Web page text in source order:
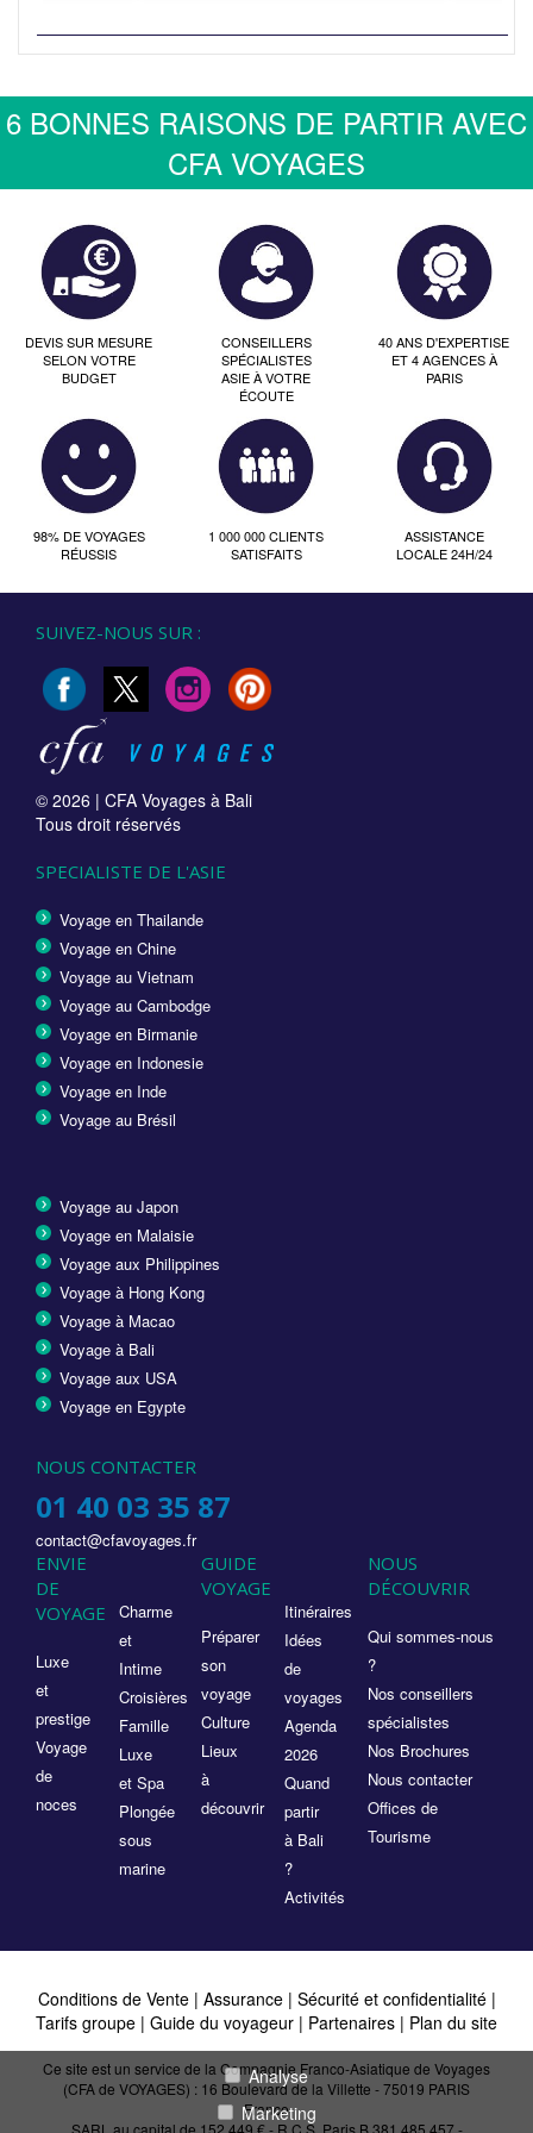
6 BONNES RAISONS DE PARTIR AVEC
CFA VOYAGES
DEVIS SUR MESURE
SELON VOTRE
BUDGET
CONSEILLERS
SPÉCIALISTES
ASIE À VOTRE
ÉCOUTE
40 ANS D'EXPERTISE
ET 4 AGENCES À
PARIS
98% DE VOYAGES
RÉUSSIS
1 000 000 CLIENTS
SATISFAITS
ASSISTANCE
LOCALE 24H/24
SUIVEZ-NOUS SUR :
© 2026 | CFA Voyages à Bali
Tous droit réservés
SPECIALISTE DE L'ASIE
Voyage en Thailande
Voyage en Chine
Voyage au Vietnam
Voyage au Cambodge
Voyage en Birmanie
Voyage en Indonesie
Voyage en Inde
Voyage au Brésil
Voyage au Japon
Voyage en Malaisie
Voyage aux Philippines
Voyage à Hong Kong
Voyage à Macao
Voyage à Bali
Voyage aux USA
Voyage en Egypte
NOUS CONTACTER
01 40 03 35 87
contact@cfavoyages.fr
ENVIE
DE
VOYAGE
Luxe
et
prestige
Voyage
de
noces
Charme
et
Intime
Croisières
Famille
Luxe
et Spa
Plongée
sous
marine
GUIDE
VOYAGE
Préparer
son
voyage
Culture
Lieux
à
découvrir
Itinéraires
Idées
de
voyages
Agenda
2026
Quand
partir
à Bali
?
Activités
NOUS
DÉCOUVRIR
Qui sommes-nous
?
Nos conseillers
spécialistes
Nos Brochures
Nous contacter
Offices de
Tourisme
Conditions de Vente| Assurance | Sécurité et confidentialité|
Tarifs groupe | Guide du voyageur | Partenaires | Plan du site
Ce site est un service de la Compagnie Franco-Asiatique de Voyages
(CFA de VOYAGES) : 16 Boulevard de la Villette - 75019 PARIS
France
SARL au capital de 152 449 € - R.C.S. Paris B 381 485 457 -
Analyse
Marketing